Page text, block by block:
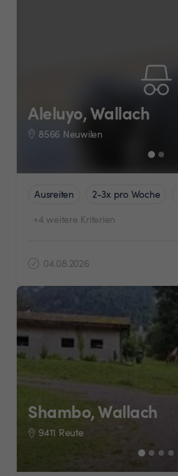
Aleluyo, Wallach
8566 Neuwilen
Ausreiten 2-3x pro Woche
+4 weitere Kriterien
04.08.2026
Shambo, Wallach
9411 Reute